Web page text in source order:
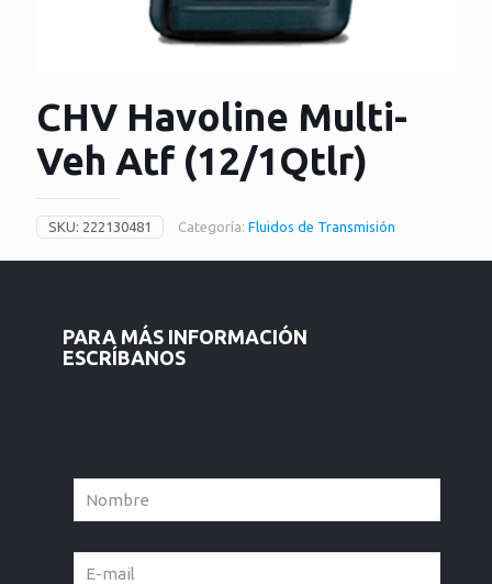
CHV Havoline Multi-
Veh Atf (12/1Qtlr)
SKU: 222130481 Categoría: Fluidos de Transmisión
PARA MÁS INFORMACIÓN
ESCRÍBANOS